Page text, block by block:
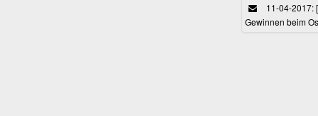
11-04-2017:
Gewinnen beim